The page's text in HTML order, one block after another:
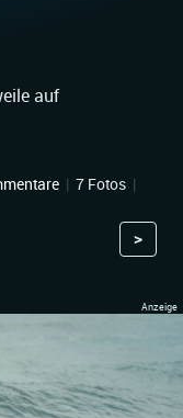
auf
| 7 Fotos |
>